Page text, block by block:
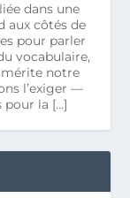
dans une
aux côtés de
pour parler
vocabulaire,
mérite notre
l’exiger —
pour la […]